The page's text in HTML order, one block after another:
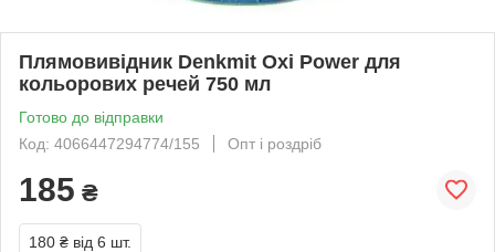
Плямовивідник Denkmit Oxi Power для
кольорових речей 750 мл
Готово до відправки
Код: 4066447294774/155
Опт і роздріб
185 ₴
180 ₴ від 6 шт.